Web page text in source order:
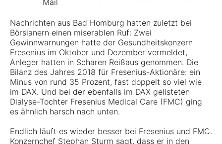
Mein Konto
Folgen Sie uns
Kontakt
Nachrichten aus Bad Homburg hatten zuletzt bei
Börsianern einen miserablen Ruf: Zwei
Gewinnwarnungen hatte der Gesundheitskonzern
Fresenius im Oktober und Dezember vermeldet,
Anleger hatten in Scharen Reißaus genommen. Die
Bilanz des Jahres 2018 für Fresenius-Aktionäre: ein
Minus von rund 35 Prozent, fast doppelt so viel wie
im DAX. Und bei der ebenfalls im DAX gelisteten
Dialyse-Tochter Fresenius Medical Care (FMC) ging
es ähnlich harsch nach unten.
Endlich läuft es wieder besser bei Fresenius und FMC.
Konzernchef Stephan Sturm sagt, dass er in den